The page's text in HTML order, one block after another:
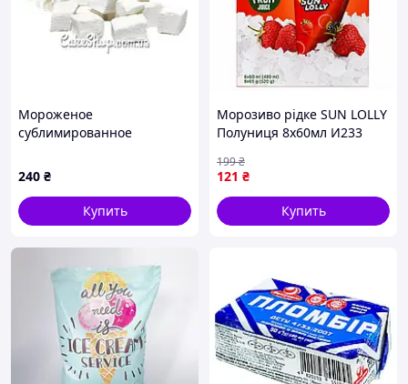
Мороженое
сублимированное
240 ₴
Купить
Морозиво рідке SUN LOLLY
Полуниця 8х60мл И233
121 ₴
199₴
Купить